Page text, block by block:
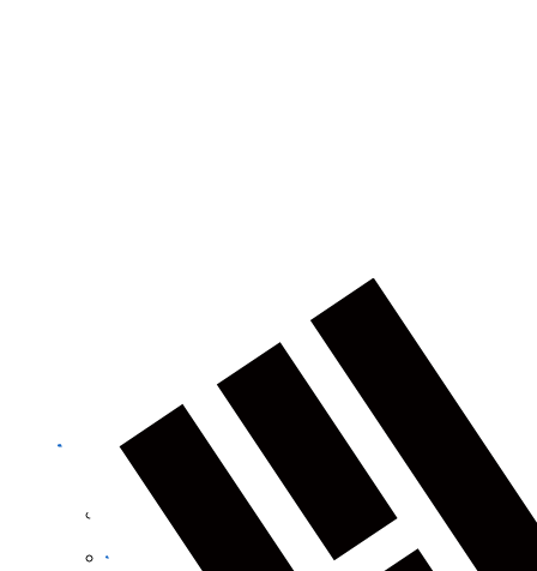
제품정보 카테고리
토탈 스테이션